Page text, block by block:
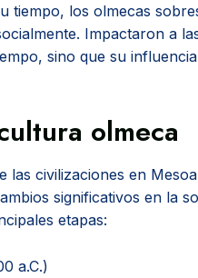
tiempo, los olmecas
Impactaron a
sino que su
olmeca
las civilizaciones en
significativos en la
etapas:
a.C.)